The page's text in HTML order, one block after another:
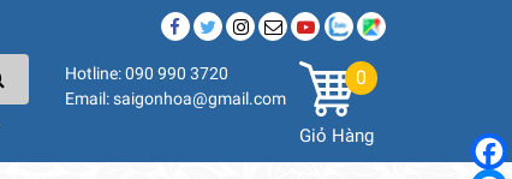
Hotline: 090 990 3720
Email: saigonhoa@gmail.com
0
Giỏ Hàng